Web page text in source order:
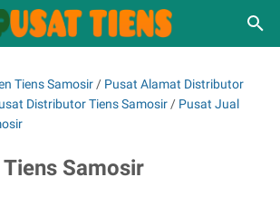
Tiens Samosir / Pusat Alamat Distributor
Distributor Tiens Samosir / Pusat Jual
Samosir